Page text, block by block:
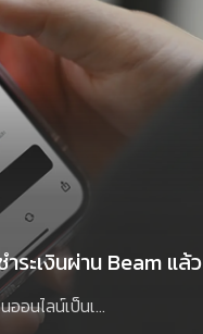
ระเงินผ่าน Beam แล้ว
อนไลน์เป็นเ...